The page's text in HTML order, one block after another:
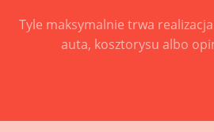
Tyle maksymalnie trwa
auta, kosztorysu albo